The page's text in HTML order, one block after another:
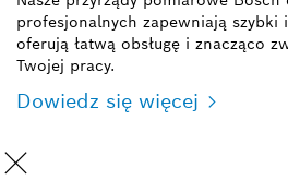
profesjonalnych zapewniają szybki
oferują łatwą obsługę i znacząco
Twojej pracy.
Dowiedz się więcej